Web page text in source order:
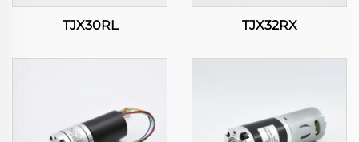
TJX30RL TJX32RX